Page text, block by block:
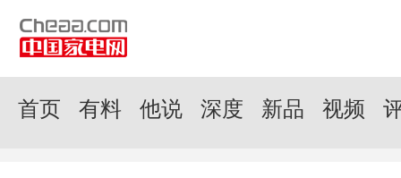
首页 有料 他说 深度 新品 视频